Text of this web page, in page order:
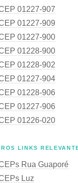
01227-907
01227-909
01227-900
01228-900
01228-902
01227-904
01228-906
01227-906
01226-020
LINKS
Rua Guaporé
Luz